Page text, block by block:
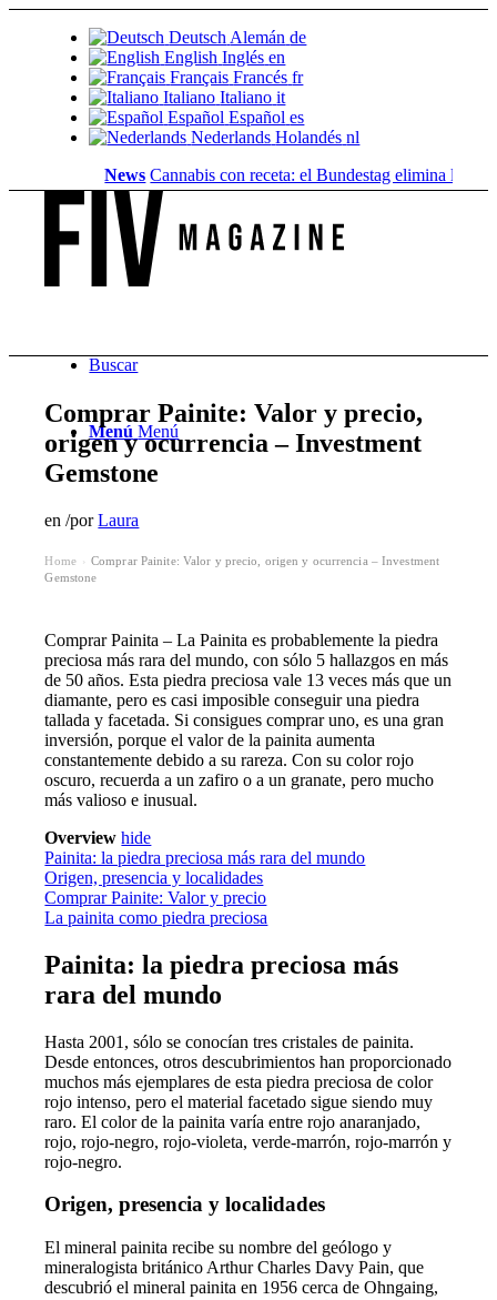
Deutsch Alemán de
English Inglés en
Français Francés fr
Italiano Italiano it
Español Español es
Nederlands Holandés nl
News Cannabis con receta: el Bundestag elimina la...
Buscar
Menú Menú
Comprar Painite: Valor y precio,
origen y ocurrencia – Investment
Gemstone
en/porLaura
Home
Comprar Painite: Valor y precio, origen y ocurrencia – Investment
Gemstone
Comprar Painita – La Painita es probablemente la piedra
preciosa más rara del mundo, con sólo 5 hallazgos en más
de 50 años. Esta piedra preciosa vale 13 veces más que un
diamante, pero es casi imposible conseguir una piedra
tallada y facetada. Si consigues comprar uno, es una gran
inversión, porque el valor de la painita aumenta
constantemente debido a su rareza. Con su color rojo
oscuro, recuerda a un zafiro o a un granate, pero mucho
más valioso e inusual.
Overview hide
Painita: la piedra preciosa más rara del mundo
Origen, presencia y localidades
Comprar Painite: Valor y precio
La painita como piedra preciosa
Painita: la piedra preciosa más
rara del mundo
Hasta 2001, sólo se conocían tres cristales de painita.
Desde entonces, otros descubrimientos han proporcionado
muchos más ejemplares de esta piedra preciosa de color
rojo intenso, pero el material facetado sigue siendo muy
raro. El color de la painita varía entre rojo anaranjado,
rojo, rojo-negro, rojo-violeta, verde-marrón, rojo-marrón y
rojo-negro.
Origen, presencia y localidades
El mineral painita recibe su nombre del geólogo y
mineralogista británico Arthur Charles Davy Pain, que
descubrió el mineral painita en 1956 cerca de Ohngaing,